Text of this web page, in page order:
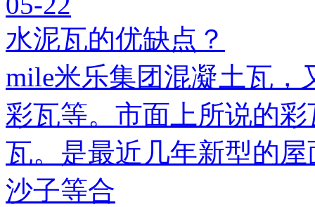
水泥瓦的优缺点？
mile米乐集团混凝土瓦，
彩瓦等。市面上所说的
瓦。是最近几年新型的
沙子等合